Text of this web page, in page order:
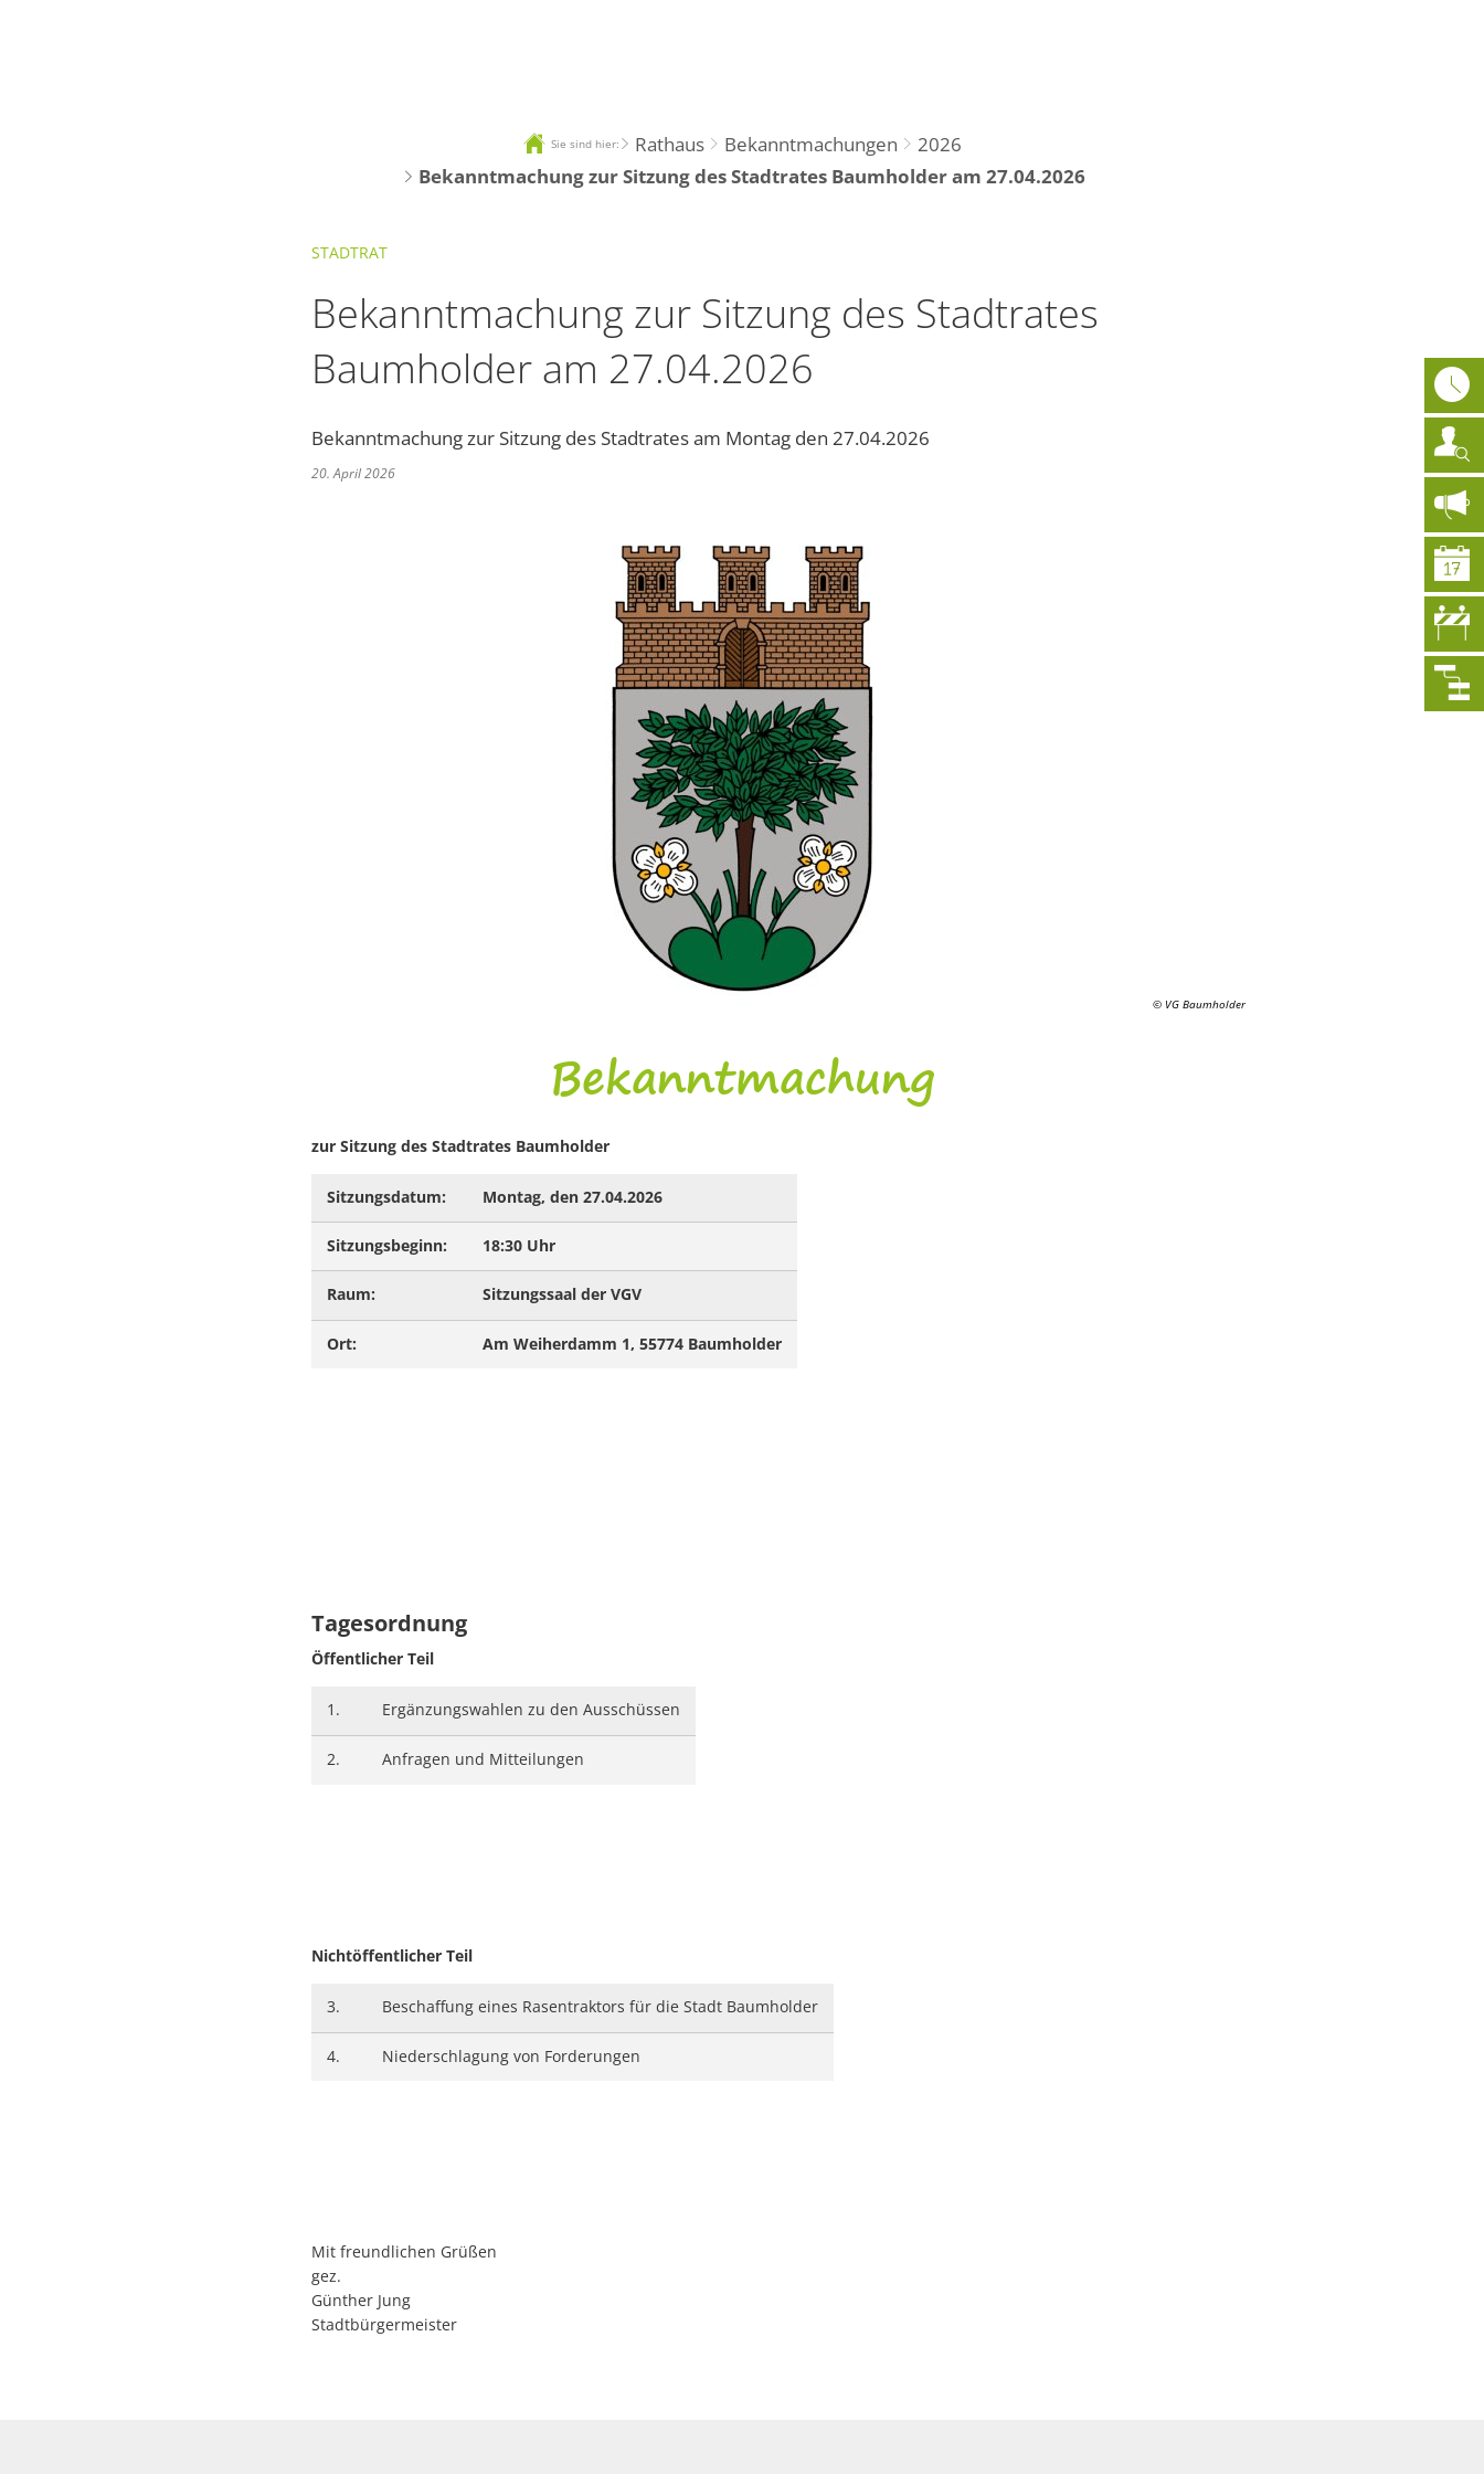
Sie sind hier: Rathaus Bekanntmachungen
2026
Bekanntmachung zur Sitzung des Stadtrates Baumholder am 27.04.2026
STADTRAT
Bekanntmachung zur Sitzung des Stadtrates
Baumholder am 27.04.2026
Bekanntmachung zur Sitzung des Stadtrates am Montag den 27.04.2026
20. April 2026
© VG Baumholder
Bekanntmachung
zur Sitzung des Stadtrates Baumholder
Sitzungsdatum: Montag, den 27.04.2026
Sitzungsbeginn: 18:30 Uhr
Raum: Sitzungssaal der VGV
Ort: Am Weiherdamm 1, 55774 Baumholder
Tagesordnung
Öffentlicher Teil
1. Ergänzungswahlen zu den Ausschüssen
2. Anfragen und Mitteilungen
Nichtöffentlicher Teil
3. Beschaffung eines Rasentraktors für die Stadt Baumholder
4. Niederschlagung von Forderungen
Mit freundlichen Grüßen
gez.
Günther Jung
Stadtbürgermeister